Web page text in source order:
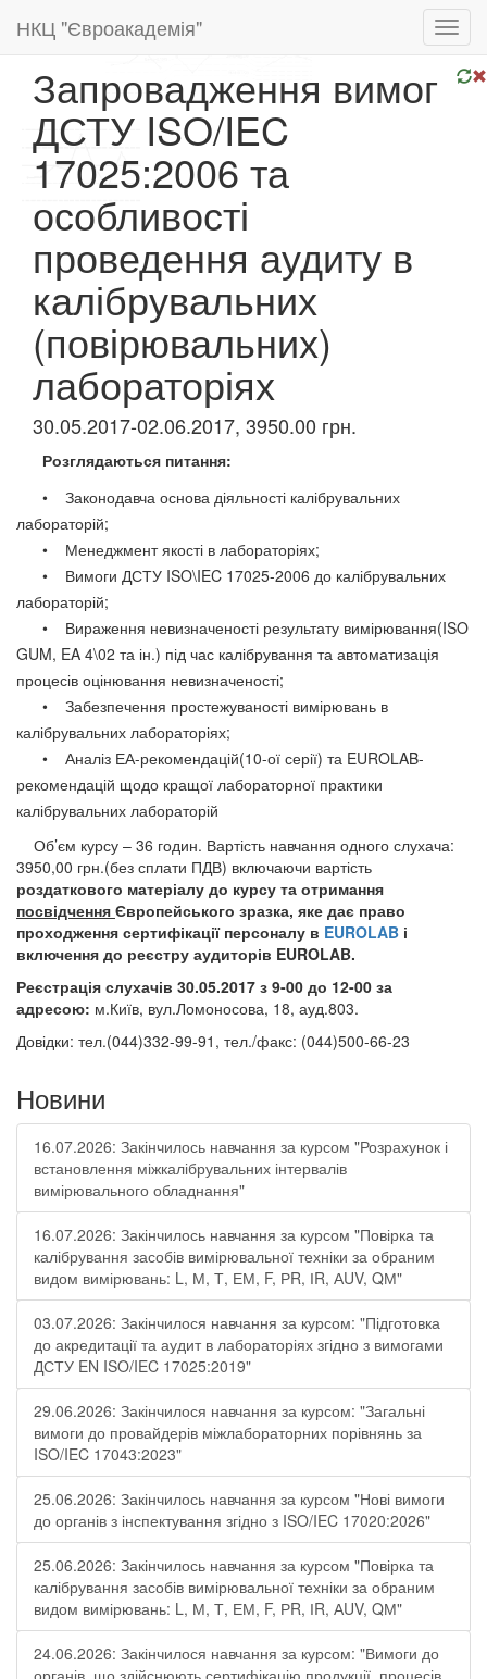
НКЦ "Євроакадемія"
Запровадження вимог
ДСТУ ISO/IEC
17025:2006 та
особливості
проведення аудиту в
калібрувальних
(повірювальних)
лабораторіях
30.05.2017-02.06.2017, 3950.00 грн.
Розглядаються питання:
• Законодавча основа діяльності калібрувальних
лабораторій;
• Менеджмент якості в лабораторіях;
• Вимоги ДСТУ ISO\IEC 17025-2006 до калібрувальних
лабораторій;
• Вираження невизначеності результату вимірювання(ISO
GUM, EA 4\02 та ін.) під час калібрування та автоматизація
процесів оцінювання невизначеності;
• Забезпечення простежуваності вимірювань в
калібрувальних лабораторіях;
• Аналіз ЕА-рекомендацій(10-ої серії) та EUROLAB-
рекомендацій щодо кращої лабораторної практики
калібрувальних лабораторій
Об’єм курсу – 36 годин. Вартість навчання одного слухача:
3950,00 грн.(без сплати ПДВ) включаючи вартість
роздаткового матеріалу до курсу та отримання
посвідчення Європейського зразка, яке дає право
проходження сертифікації персоналу в EUROLAB і
включення до реєстру аудиторів EUROLAB.
Реєстрація слухачів 30.05.2017 з 9-00 до 12-00 за
адресою: м.Київ, вул.Ломоносова, 18, ауд.803.
Довідки: тел.(044)332-99-91, тел./факс: (044)500-66-23
Новини
16.07.2026: Закінчилось навчання за курсом "Розрахунок і
встановлення міжкалібрувальних інтервалів
вимірювального обладнання"
16.07.2026: Закінчилось навчання за курсом "Повірка та
калібрування засобів вимірювальної техніки за обраним
видом вимірювань: L, М, Т, ЕМ, F, РR, ІR, АUV, QМ"
03.07.2026: Закінчилося навчання за курсом: "Підготовка
до акредитації та аудит в лабораторіях згідно з вимогами
ДСТУ EN ISO/IEC 17025:2019"
29.06.2026: Закінчилося навчання за курсом: "Загальні
вимоги до провайдерів міжлабораторних порівнянь за
ISO/IEC 17043:2023"
25.06.2026: Закінчилось навчання за курсом "Нові вимоги
до органів з інспектування згідно з ISO/IEC 17020:2026"
25.06.2026: Закінчилось навчання за курсом "Повірка та
калібрування засобів вимірювальної техніки за обраним
видом вимірювань: L, М, Т, ЕМ, F, РR, ІR, АUV, QМ"
24.06.2026: Закінчилося навчання за курсом: "Вимоги до
органів, що здійснюють сертифікацію продукції, процесів